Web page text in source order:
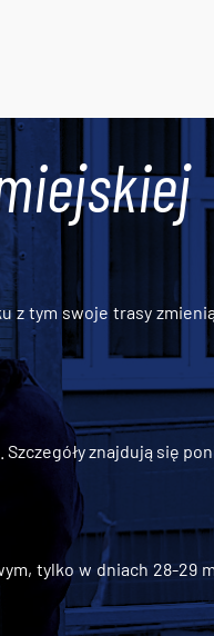
tym swoje trasy
znajdują się
tylko w dniach 28-29